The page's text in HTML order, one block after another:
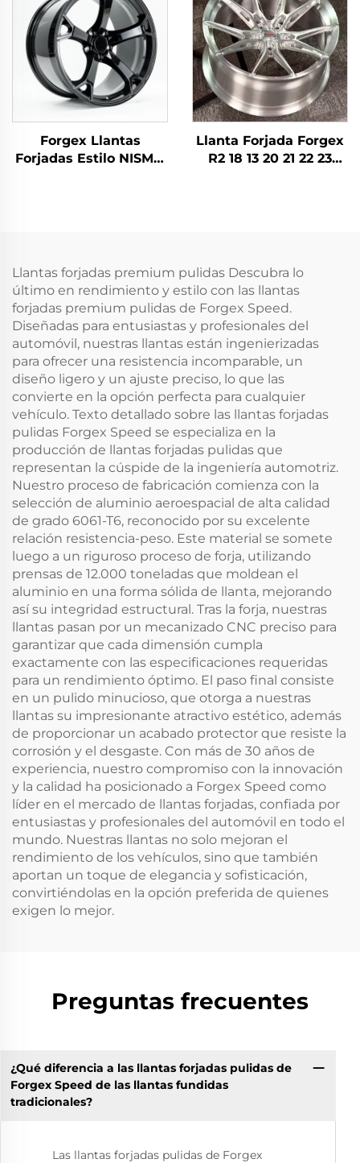
IS300 Nissan 350Z
370Z GS300 S13 R32
Personalizada Forjada
para Nissan 370Z 350Z
Toyota Honda
Forgex Llantas
Forjadas Estilo NISMO
Q60 G35 G37
Llanta Forjada Forgex
R2 18 13 20 21 22 23
M8
Llantas forjadas premium pulidas Descubra lo
último en rendimiento y estilo con las llantas
forjadas premium pulidas de Forgex Speed.
Diseñadas para entusiastas y profesionales del
automóvil, nuestras llantas están ingenierizadas
para ofrecer una resistencia incomparable, un
diseño ligero y un ajuste preciso, lo que las
convierte en la opción perfecta para cualquier
vehículo. Texto detallado sobre las llantas forjadas
pulidas Forgex Speed se especializa en la
producción de llantas forjadas pulidas que
representan la cúspide de la ingeniería automotriz.
Nuestro proceso de fabricación comienza con la
selección de aluminio aeroespacial de alta calidad
de grado 6061-T6, reconocido por su excelente
relación resistencia-peso. Este material se somete
luego a un riguroso proceso de forja, utilizando
prensas de 12.000 toneladas que moldean el
aluminio en una forma sólida de llanta, mejorando
así su integridad estructural. Tras la forja, nuestras
llantas pasan por un mecanizado CNC preciso para
garantizar que cada dimensión cumpla
exactamente con las especificaciones requeridas
para un rendimiento óptimo. El paso final consiste
en un pulido minucioso, que otorga a nuestras
llantas su impresionante atractivo estético, además
de proporcionar un acabado protector que resiste la
corrosión y el desgaste. Con más de 30 años de
experiencia, nuestro compromiso con la innovación
y la calidad ha posicionado a Forgex Speed como
líder en el mercado de llantas forjadas, confiada por
entusiastas y profesionales del automóvil en todo el
mundo. Nuestras llantas no solo mejoran el
rendimiento de los vehículos, sino que también
aportan un toque de elegancia y sofisticación,
convirtiéndolas en la opción preferida de quienes
exigen lo mejor.
Preguntas frecuentes
¿Qué diferencia a las llantas forjadas pulidas de
Forgex Speed de las llantas fundidas
tradicionales?
Las llantas forjadas pulidas de Forgex